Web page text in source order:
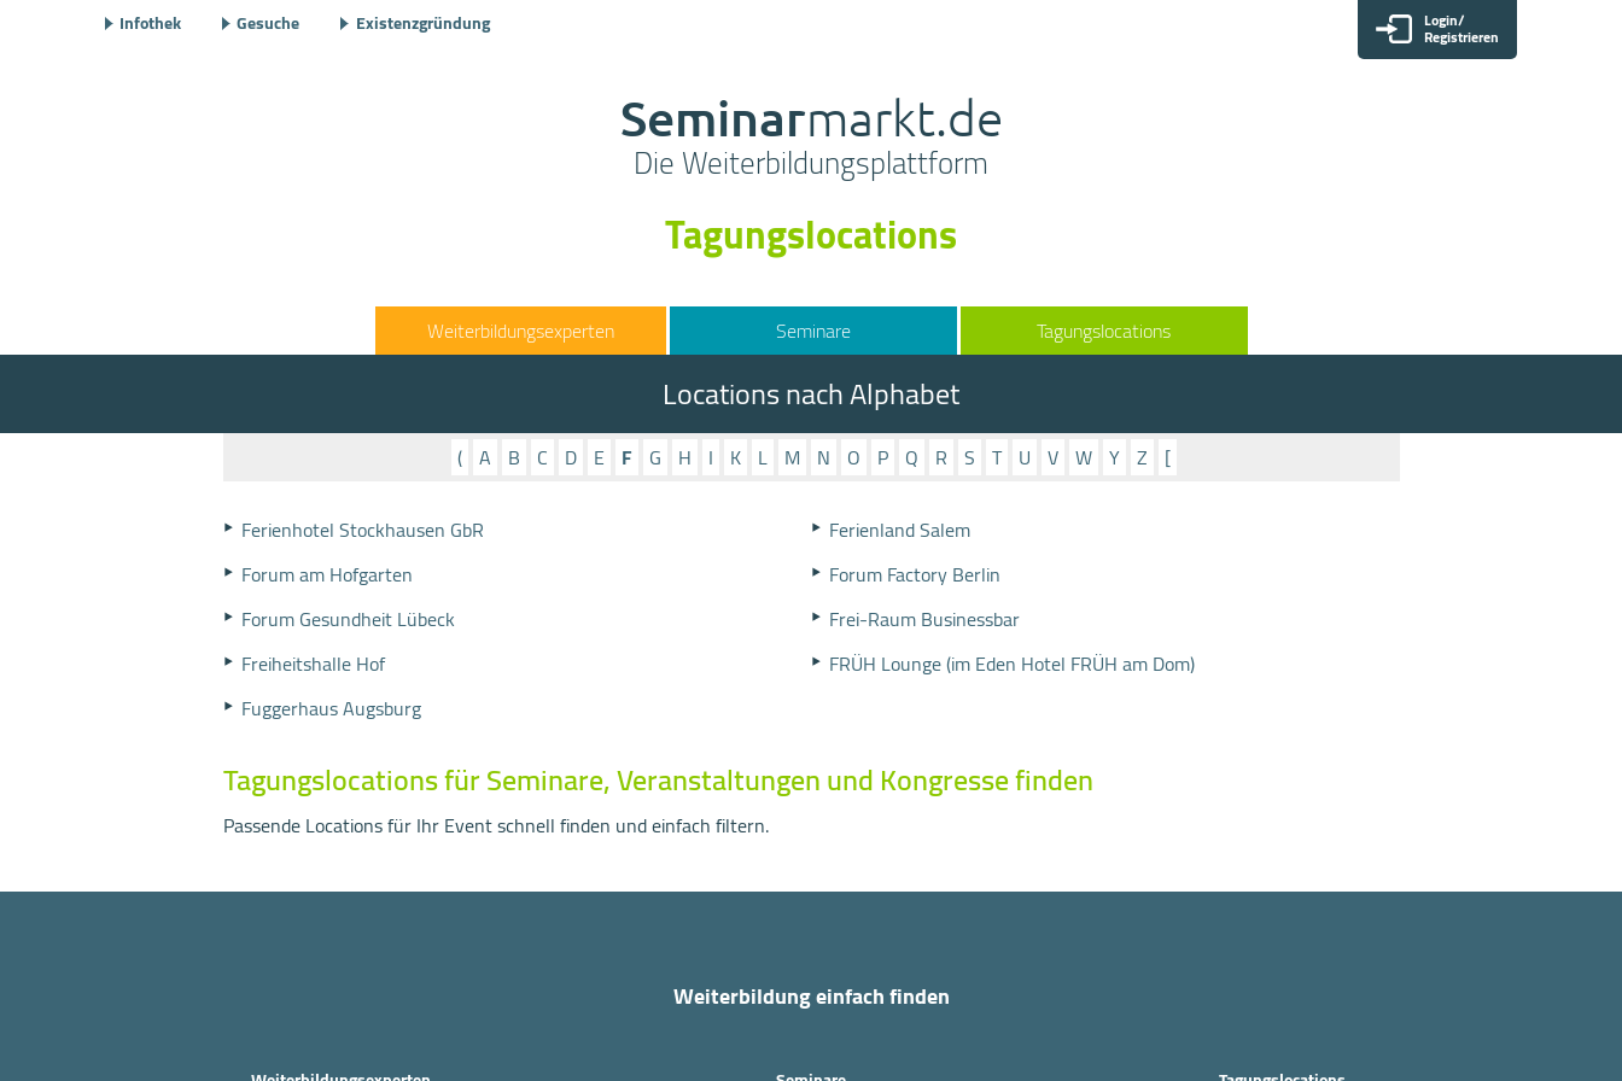
Infothek Gesuche Existenzgründung Login/
Registrieren
Seminarmarkt.de
Die Weiterbildungsplattform
Tagungslocations
Weiterbildungsexperten Seminare Tagungslocations
Locations nach Alphabet
( A B C D E F G H I K L M N O P Q R S T U V W Y Z [
Ferienhotel Stockhausen GbR
Forum am Hofgarten
Forum Gesundheit Lübeck
Freiheitshalle Hof
Fuggerhaus Augsburg
Ferienland Salem
Forum Factory Berlin
Frei-Raum Businessbar
FRÜH Lounge (im Eden Hotel FRÜH am Dom)
Tagungslocations für Seminare, Veranstaltungen und Kongresse finden
Passende Locations für Ihr Event schnell finden und einfach filtern.
Weiterbildung einfach finden